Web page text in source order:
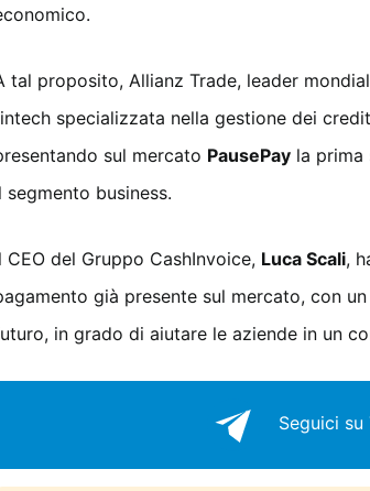
tal proposito, Allianz Trade, leader
specializzata nella gestione dei
sul mercato PausePay la prima
segmento business.
CEO del Gruppo CashInvoice, Luca Scali,
già presente sul mercato, con
in grado di aiutare le aziende in un
Seguici su